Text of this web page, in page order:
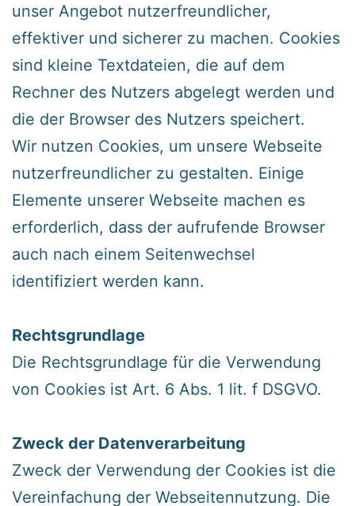
unser Angebot nutzerfreundlicher,
effektiver und sicherer zu machen. Cookies
sind kleine Textdateien, die auf dem
Rechner des Nutzers abgelegt werden und
die der Browser des Nutzers speichert.
‍Wir nutzen Cookies, um unsere Webseite
nutzerfreundlicher zu gestalten. Einige
Elemente unserer Webseite machen es
erforderlich, dass der aufrufende Browser
auch nach einem Seitenwechsel
identifiziert werden kann.
Rechtsgrundlage
‍Die Rechtsgrundlage für die Verwendung
von Cookies ist Art. 6 Abs. 1 lit. f DSGVO.
‍Zweck der Datenverarbeitung
‍Zweck der Verwendung der Cookies ist die
Vereinfachung der Webseitennutzung. Die